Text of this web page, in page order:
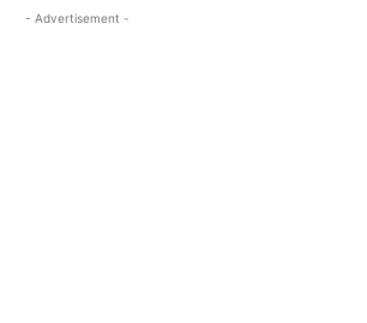
- Advertisement -